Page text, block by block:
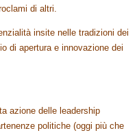
di altri.
insite nelle tradizioni dei
di apertura e innovazione dei
azione delle leadership
politiche (oggi più che